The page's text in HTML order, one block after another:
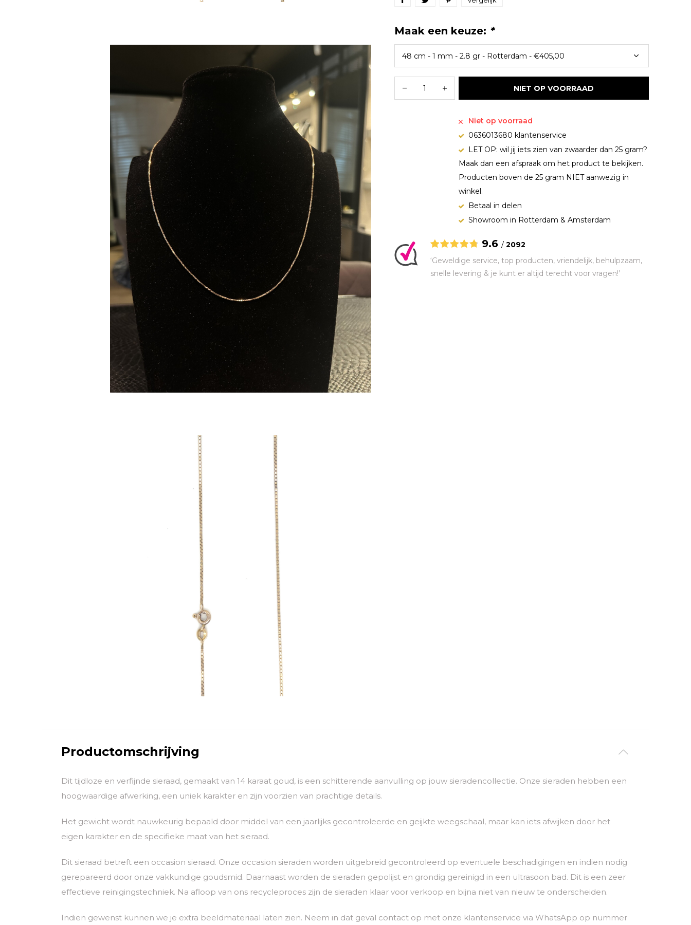
Maak een keuze: *
NIET OP VOORRAAD
Niet op voorraad
0636013680 klantenservice
LET OP: wil jij iets zien van zwaarder dan 25 gram?
Maak dan een afspraak om het product te bekijken.
Producten boven de 25 gram NIET aanwezig in
winkel.
Betaal in delen
Showroom in Rotterdam & Amsterdam
9.6 / 2092
‘Geweldige service, top producten, vriendelijk, behulpzaam,
snelle levering & je kunt er altijd terecht voor vragen!’
Productomschrijving
Dit tijdloze en verfijnde sieraad, gemaakt van 14 karaat goud, is een schitterende aanvulling op jouw sieradencollectie. Onze sieraden hebben een
hoogwaardige afwerking, een uniek karakter en zijn voorzien van prachtige details.
Het gewicht wordt nauwkeurig bepaald door middel van een jaarlijks gecontroleerde en geijkte weegschaal, maar kan iets afwijken door het
eigen karakter en de specifieke maat van het sieraad.
Dit sieraad betreft een occasion sieraad. Onze occasion sieraden worden uitgebreid gecontroleerd op eventuele beschadigingen en indien nodig
gerepareerd door onze vakkundige goudsmid. Daarnaast worden de sieraden gepolijst en grondig gereinigd in een ultrasoon bad. Dit is een zeer
effectieve reinigingstechniek. Na afloop van ons recycleproces zijn de sieraden klaar voor verkoop en bijna niet van nieuw te onderscheiden.
Indien gewenst kunnen we je extra beeldmateriaal laten zien. Neem in dat geval contact op met onze klantenservice via WhatsApp op nummer